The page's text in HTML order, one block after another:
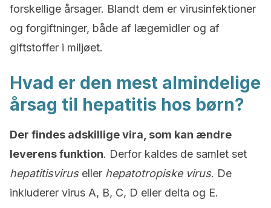
forskellige årsager. Blandt dem er virusinfektioner
og forgiftninger, både af lægemidler og af
giftstoffer i miljøet.
Hvad er den mest almindelige
årsag til hepatitis hos børn?
Der findes adskillige vira, som kan ændre
leverens funktion. Derfor kaldes de samlet set
hepatitisviruseller hepatotropiske virus. De
inkluderer virus A, B, C, D eller delta og E.